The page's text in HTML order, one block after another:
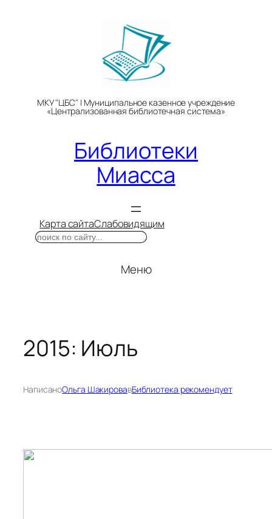
МКУ "ЦБС" | Муниципальное казенное учреждение
«Централизованная библиотечная система»
Библиотеки
Миасса
Карта сайтаСлабовидящим
Поиск
Меню
2015: Июль
НаписаноОльга ШакировавБиблиотека рекомендует